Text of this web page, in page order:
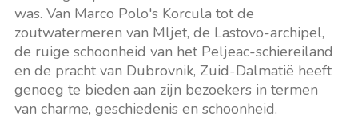
was. Van Marco Polo's Korcula tot de
zoutwatermeren van Mljet, de Lastovo-archipel,
de ruige schoonheid van het Peljeac-schiereiland
en de pracht van Dubrovnik, Zuid-Dalmatië heeft
genoeg te bieden aan zijn bezoekers in termen
van charme, geschiedenis en schoonheid.